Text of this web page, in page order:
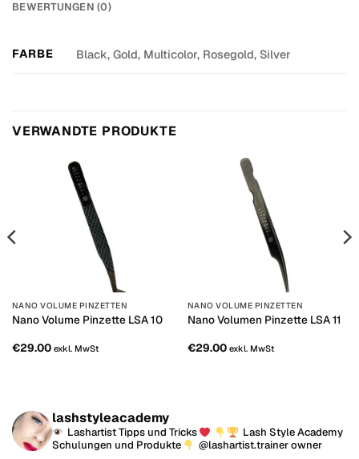
BEWERTUNGEN (0)
FARBE Black, Gold, Multicolor, Rosegold, Silver
VERWANDTE PRODUKTE
NANO VOLUME PINZETTEN
Nano Volume Pinzette LSA 10
€29.00 exkl. MwSt
NANO VOLUME PINZETTEN
Nano Volumen Pinzette LSA 11
€29.00 exkl. MwSt
lashstyleacademy
Lashartist Tipps und Tricks
Lash Style Academy
Schulungen und Produkte
@lashartist.trainer owner